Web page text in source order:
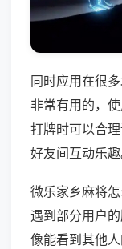
同时应用在很
非常有用的，
打牌时可以合
好友间互动乐趣
微乐家乡麻将
遇到部分用户
像能看到其他